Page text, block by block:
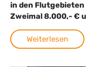
in den
Zweimal 8.000,- €
Weiterlesen